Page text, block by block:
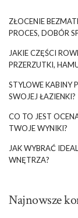
ZŁOCENIE
PROCES, DOBÓR
JAKIE CZĘŚCI
PRZERZUTKI,
STYLOWE KABINY
SWOJEJ ŁAZIENKI?
CO TO JEST
TWOJE WYNIKI?
JAK WYBRAĆ
WNĘTRZA?
Najnowsze